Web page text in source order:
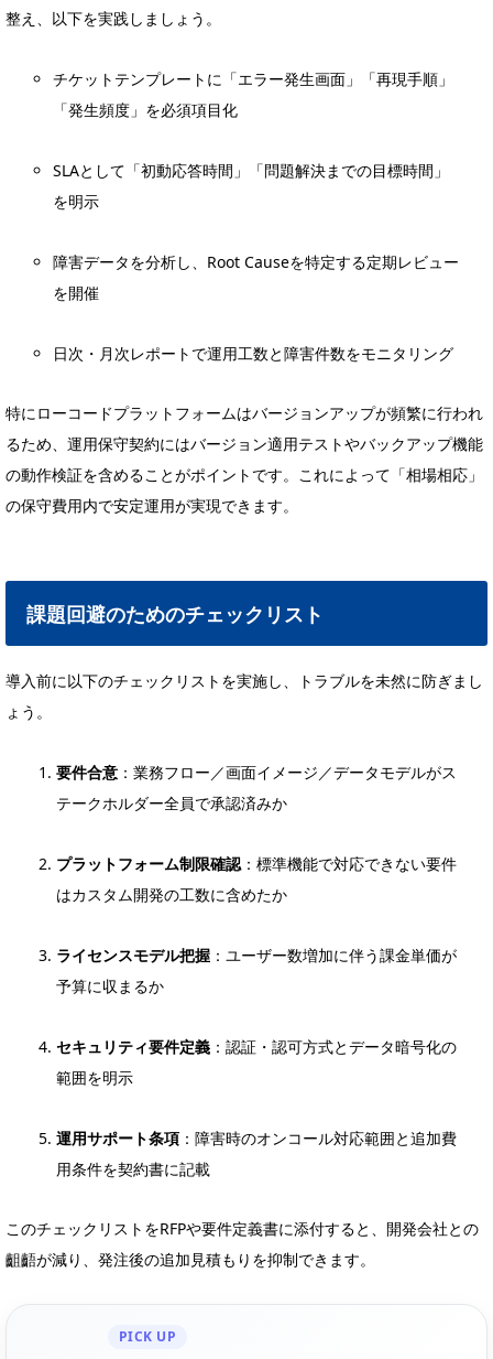
整え、以下を実践しましょう。
チケットテンプレートに「エラー発生画面」「再現手順」
「発生頻度」を必須項目化
SLAとして「初動応答時間」「問題解決までの目標時間」
を明示
障害データを分析し、Root Causeを特定する定期レビュー
を開催
日次・月次レポートで運用工数と障害件数をモニタリング
特にローコードプラットフォームはバージョンアップが頻繁に行われ
るため、運用保守契約にはバージョン適用テストやバックアップ機能
の動作検証を含めることがポイントです。これによって「相場相応」
の保守費用内で安定運用が実現できます。
課題回避のためのチェックリスト
導入前に以下のチェックリストを実施し、トラブルを未然に防ぎまし
ょう。
要件合意 ：業務フロー／画面イメージ／データモデルがス
テークホルダー全員で承認済みか
プラットフォーム制限確認：標準機能で対応できない要件
はカスタム開発の工数に含めたか
ライセンスモデル把握 ：ユーザー数増加に伴う課金単価が
予算に収まるか
セキュリティ要件定義 ：認証・認可方式とデータ暗号化の
範囲を明示
運用サポート条項 ：障害時のオンコール対応範囲と追加費
用条件を契約書に記載
このチェックリストをRFPや要件定義書に添付すると、開発会社との
齟齬が減り、発注後の追加見積もりを抑制できます。
PICK UP